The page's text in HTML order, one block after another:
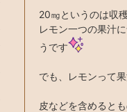
20㎎というのは収
レモン一つの果汁
うです
でも、レモンって
皮などを含めると